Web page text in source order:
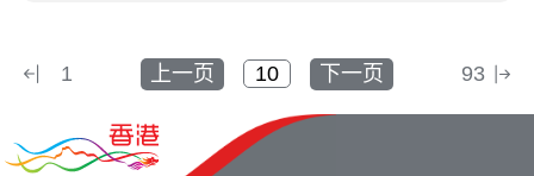
1 上一页 下一页 93